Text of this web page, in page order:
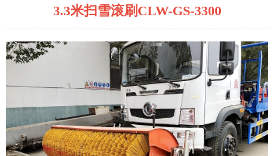
3.3米扫雪滚刷CLW-GS-3300